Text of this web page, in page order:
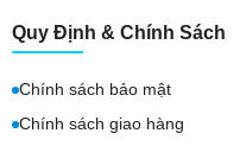
Quy Định & Chính Sách
Chính sách bảo mật
Chính sách giao hàng